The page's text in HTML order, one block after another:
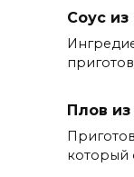
Соус из
Плов
который